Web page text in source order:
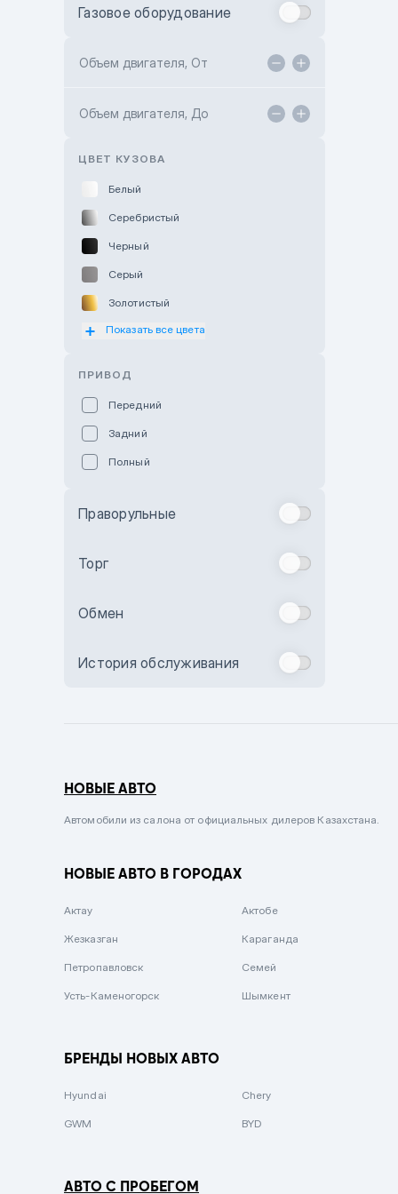
Toyota Kokshetau
Hyundai ShymCity
Газовое оборудование
Объем двигателя, От
Объем двигателя, До
ЦВЕТ КУЗОВА
Белый
Серебристый
Черный
Серый
Золотистый
Оранжевый
Бежевый
Комбинированный
Сиреневый металлик
Вишневый
Зеленый металлик
Показать все цвета
ПРИВОД
Передний
Задний
Полный
Праворульные
Торг
Обмен
История обслуживания
НОВЫЕ АВТО
Автомобили из салона от официальных дилеров Казахстана.
НОВЫЕ АВТО В ГОРОДАХ
Актау Актобе
Жезказган Караганда
Петропавловск Семей
Усть-Каменогорск Шымкент
БРЕНДЫ НОВЫХ АВТО
Hyundai Chery
GWM BYD
АВТО С ПРОБЕГОМ